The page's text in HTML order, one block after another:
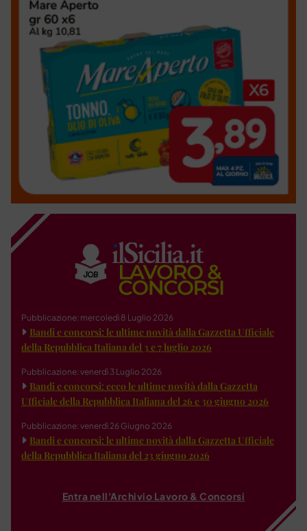
Pubblicazione: mercoledì 8 Luglio 2026
Bandi e concorsi: le ultime novità dalla Gazzetta Ufficiale
della Repubblica Italiana del 3 e 7 luglio 2026
Pubblicazione: venerdì 3 Luglio 2026
Bandi e concorsi: ecco le ultime novità dalla Gazzetta
Ufficiale della Repubblica Italiana del 26 e 30 giugno 2026
Pubblicazione: venerdì 26 Giugno 2026
Bandi e concorsi: le ultime novità dalla Gazzetta Ufficiale
della Repubblica Italiana del 23 giugno 2026
Entra nell'Archivio Lavoro & Concorsi